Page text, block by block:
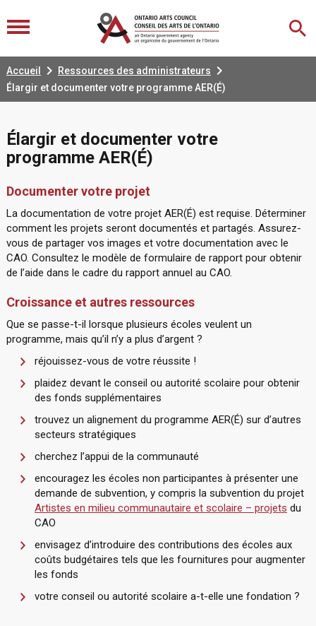
Accueil  Ressources des administrateurs
Élargir et documenter votre programme AER(É)
Élargir et documenter votre
programme AER(É)
Documenter votre projet
La documentation de votre projet AER(É) est requise. Déterminer
comment les projets seront documentés et partagés. Assurez-
vous de partager vos images et votre documentation avec le
CAO. Consultez le modèle de formulaire de rapport pour obtenir
de l’aide dans le cadre du rapport annuel au CAO.
Croissance et autres ressources
Que se passe-t-il lorsque plusieurs écoles veulent un
programme, mais qu’il n’y a plus d’argent ?
réjouissez-vous de votre réussite !
plaidez devant le conseil ou autorité scolaire pour obtenir
des fonds supplémentaires
trouvez un alignement du programme AER(É) sur d’autres
secteurs stratégiques
cherchez l’appui de la communauté
encouragez les écoles non participantes à présenter une
demande de subvention, y compris la subvention du projet
Artistes en milieu communautaire et scolaire – projets du
CAO
envisagez d’introduire des contributions des écoles aux
coûts budgétaires tels que les fournitures pour augmenter
les fonds
votre conseil ou autorité scolaire a-t-elle une fondation ?